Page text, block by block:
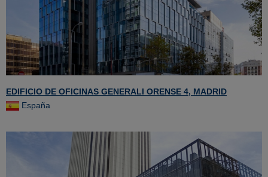
EDIFICIO DE OFICINAS GENERALI ORENSE 4, MADRID
España